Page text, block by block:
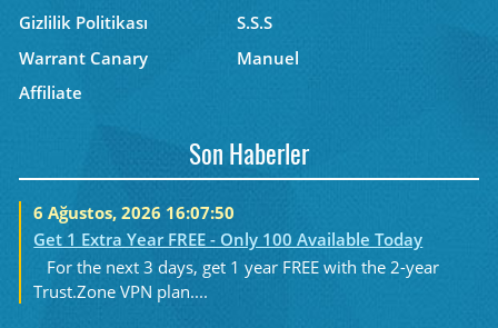
Gizlilik Politikası
S.S.S
Warrant Canary
Manuel
Affiliate
Son Haberler
6 Ağustos, 2026 16:07:50
Get 1 Extra Year FREE - Only 100 Available Today
For the next 3 days, get 1 year FREE with the 2-year
Trust.Zone VPN plan....